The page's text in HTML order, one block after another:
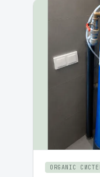
ORGANIC